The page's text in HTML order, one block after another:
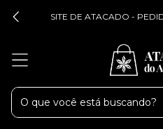
SITE DE ATACADO -